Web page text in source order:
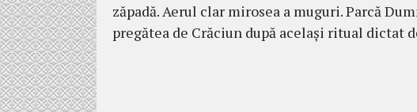
zăpadă. Aerul clar mirosea a muguri. Parcă
pregătea de Crăciun după acelaşi ritual dictat